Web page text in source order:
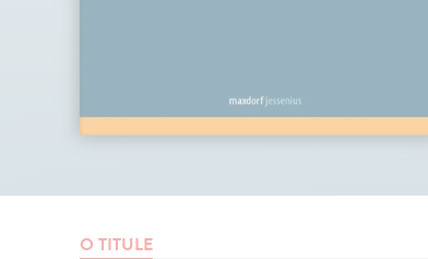
O TITULE